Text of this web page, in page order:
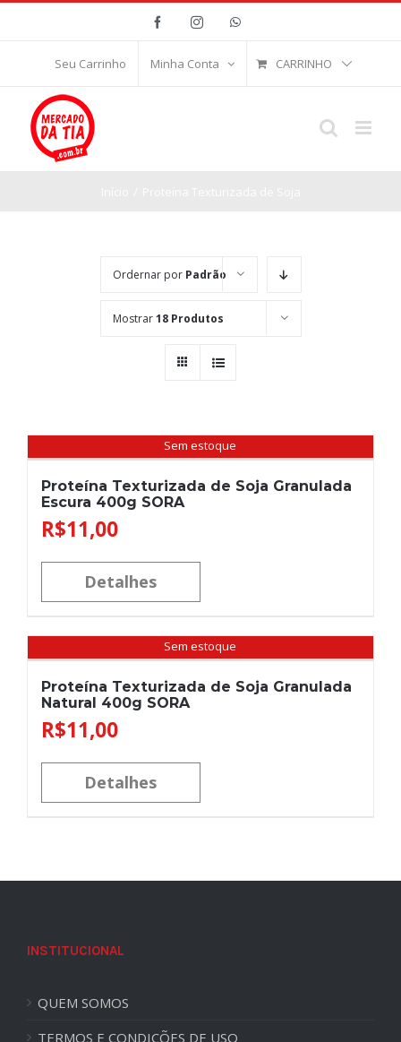
FacebookInstagramWhatsApp
Seu Carrinho Minha Conta CARRINHO
Ordernar por Padrão
Mostrar18 Produtos
Sem estoque
Proteína Texturizada de Soja Granulada
Escura 400g SORA
R$11,00
Detalhes
Sem estoque
Proteína Texturizada de Soja Granulada
Natural 400g SORA
R$11,00
Detalhes
INSTITUCIONAL
QUEM SOMOS
TERMOS E CONDIÇÕES DE USO